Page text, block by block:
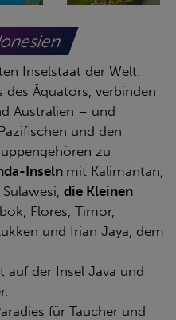
Inselstaat der Welt.
des Äquators, verbinden
Australien – und
und den
zu
Inseln mit Kalimantan,
die Kleinen
Flores, Timor,
und Irian Jaya, dem
auf der Insel Java und
für Taucher und